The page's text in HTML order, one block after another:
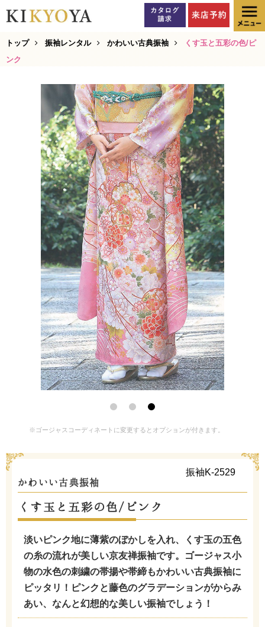
トップ 振袖レンタル かわいい古典振袖
くす玉と五彩の色/ピ
ンク
※ゴージャスコーディネートに変更するとオプションが付きます。
振袖K-2529
かわいい古典振袖
くす玉と五彩の色/ピンク
淡いピンク地に薄紫のぼかしを入れ、くす玉の五色
の糸の流れが美しい京友禅振袖です。ゴージャス小
物の水色の刺繍の帯揚や帯締もかわいい古典振袖に
ピッタリ！ピンクと藤色のグラデーションがからみ
あい、なんと幻想的な美しい振袖でしょう！